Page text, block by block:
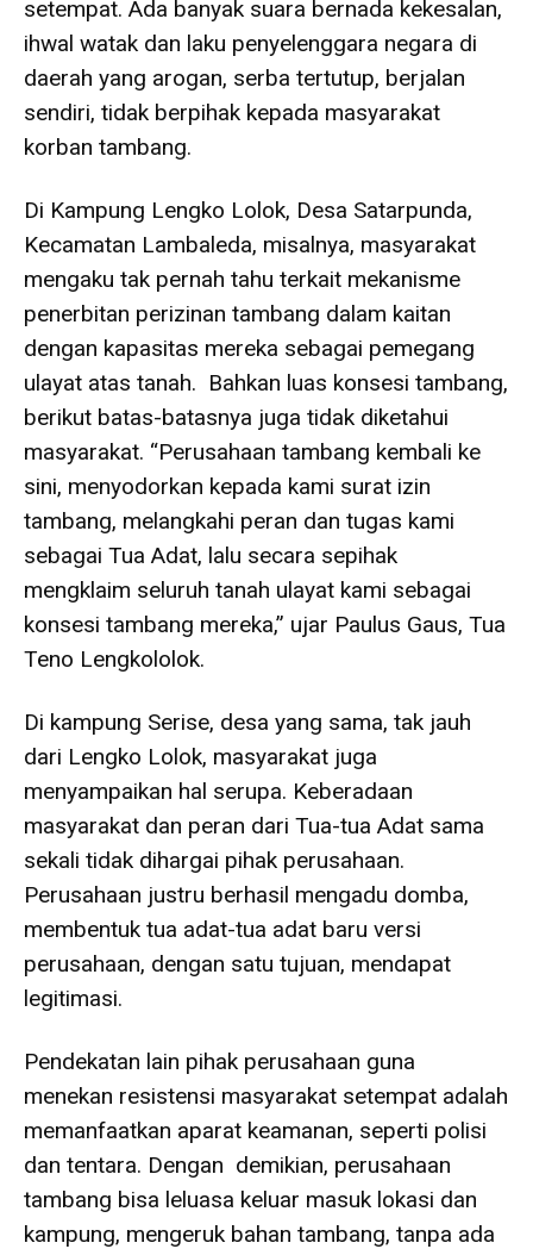
setempat. Ada banyak suara bernada kekesalan,
ihwal watak dan laku penyelenggara negara di
daerah yang arogan, serba tertutup, berjalan
sendiri, tidak berpihak kepada masyarakat
korban tambang.
Di Kampung Lengko Lolok, Desa Satarpunda,
Kecamatan Lambaleda, misalnya, masyarakat
mengaku tak pernah tahu terkait mekanisme
penerbitan perizinan tambang dalam kaitan
dengan kapasitas mereka sebagai pemegang
ulayat atas tanah. Bahkan luas konsesi tambang,
berikut batas-batasnya juga tidak diketahui
masyarakat. “Perusahaan tambang kembali ke
sini, menyodorkan kepada kami surat izin
tambang, melangkahi peran dan tugas kami
sebagai Tua Adat, lalu secara sepihak
mengklaim seluruh tanah ulayat kami sebagai
konsesi tambang mereka,” ujar Paulus Gaus, Tua
Teno Lengkololok.
Di kampung Serise, desa yang sama, tak jauh
dari Lengko Lolok, masyarakat juga
menyampaikan hal serupa. Keberadaan
masyarakat dan peran dari Tua-tua Adat sama
sekali tidak dihargai pihak perusahaan.
Perusahaan justru berhasil mengadu domba,
membentuk tua adat-tua adat baru versi
perusahaan, dengan satu tujuan, mendapat
legitimasi.
Pendekatan lain pihak perusahaan guna
menekan resistensi masyarakat setempat adalah
memanfaatkan aparat keamanan, seperti polisi
dan tentara. Dengan demikian, perusahaan
tambang bisa leluasa keluar masuk lokasi dan
kampung, mengeruk bahan tambang, tanpa ada